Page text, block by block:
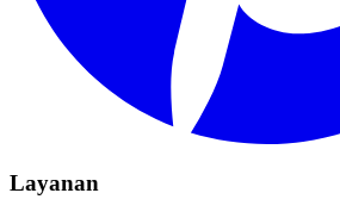
Layanan